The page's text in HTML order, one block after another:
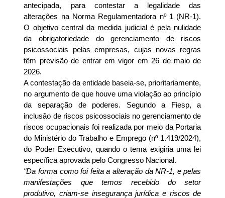
antecipada, para contestar a legalidade das
alterações na Norma Regulamentadora nº 1 (NR-1).
O objetivo central da medida judicial é pela nulidade
da obrigatoriedade do gerenciamento de riscos
psicossociais pelas empresas, cujas novas regras
têm previsão de entrar em vigor em 26 de maio de
2026.
A contestação da entidade baseia-se, prioritariamente,
no argumento de que houve uma violação ao princípio
da separação de poderes. Segundo a Fiesp, a
inclusão de riscos psicossociais no gerenciamento de
riscos ocupacionais foi realizada por meio da Portaria
do Ministério do Trabalho e Emprego (nº 1.419/2024),
do Poder Executivo, quando o tema exigiria uma lei
específica aprovada pelo Congresso Nacional.
"Da forma como foi feita a alteração da NR-1, e pelas
manifestações que temos recebido do setor
produtivo, criam-se insegurança jurídica e riscos de